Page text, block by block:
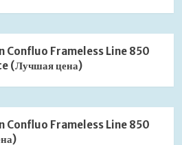
Confluo Frameless Line 850
(Лучшая цена)
Confluo Frameless Line 850